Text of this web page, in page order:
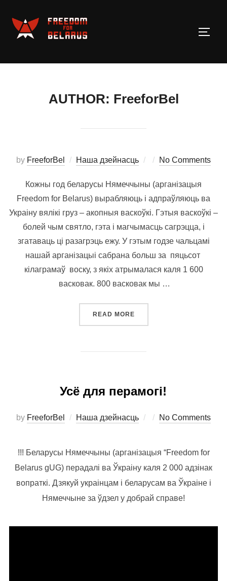
content
AUTHOR: FreeforBel
by FreeforBel Наша дзейнасць
Posted
No Comments
Кожны год беларусы Нямеччыны (арганізацыя
Freedom for Belarus) вырабляюць і адпраўляюць ва
Украіну вялікі груз – акопныя васкоўкі. Гэтыя васкоўкі –
болей чым святло, гэта і магчымасць сагрэцца, і
згатаваць ці разагрэць ежу. У гэтым годзе чальцамі
нашай арганізацыі сабрана больш за пяцьсот
кілаграмаў воску, з якіх атрымалася каля 1 600
васковак. 800 васковак мы …
READ MORE“АКОПНЫЯ ВАСКОЎКІ”
Усё для перамогі!
by FreeforBel Наша дзейнасць
Posted
No Comments
!!! Беларусы Нямеччыны (арганізацыя “Freedom for
Belarus gUG) перадалі ва Ўкраіну каля 2 000 адзінак
вопраткі. Дзякуй украінцам і беларусам ва Ўкраіне і
Нямеччыне за ўдзел у добрай справе!